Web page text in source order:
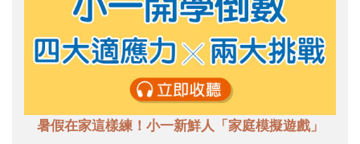
暑假在家這樣練！小一新鮮人「家庭模擬遊戲」